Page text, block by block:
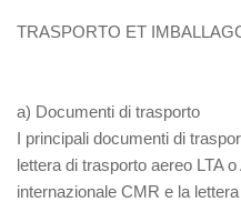
TRASPORTO ET
a) Documenti di trasporto
I principali documenti di
lettera di trasporto aereo LTA
internazionale CMR e la